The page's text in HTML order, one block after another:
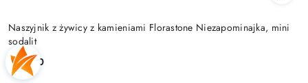
Naszyjnik z żywicy z kamieniami Florastone Niezapominajka, mini
sodalit
Cena:
149.00